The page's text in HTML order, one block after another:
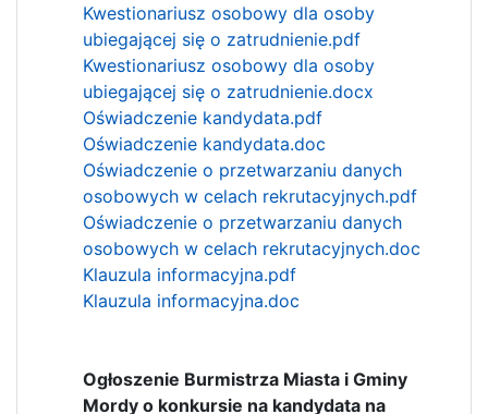
Kwestionariusz osobowy dla osoby
ubiegającej się o zatrudnienie.pdf
Kwestionariusz osobowy dla osoby
ubiegającej się o zatrudnienie.docx
Oświadczenie kandydata.pdf
Oświadczenie kandydata.doc
Oświadczenie o przetwarzaniu danych
osobowych w celach rekrutacyjnych.pdf
Oświadczenie o przetwarzaniu danych
osobowych w celach rekrutacyjnych.doc
Klauzula informacyjna.pdf
Klauzula informacyjna.doc
Ogłoszenie Burmistrza Miasta i Gminy
Mordy o konkursie na kandydata na